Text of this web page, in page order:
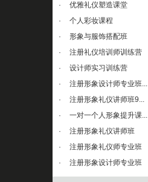
·
优雅礼仪塑造课堂
·
个人彩妆课程
·
形象与服饰搭配班
·
注册礼仪培训师训练营
·
设计师实习训练营
·
注册形象设计师专业班...
·
注册形象礼仪讲师班9...
·
一对一个人形象提升课...
·
注册形象礼仪讲师班
·
注册形象礼仪师专业班
·
注册形象设计师专业班